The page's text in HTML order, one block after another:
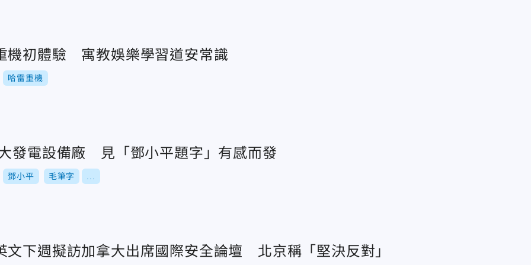
機初體驗 寓教娛樂學習道安常識
哈雷重機
發電設備廠 見「鄧小平題字」有感而發
鄧小平 毛筆字
文下週擬訪加拿大出席國際安全論壇 北京稱「堅決反對」